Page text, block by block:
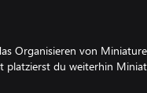
Organisieren von
platzierst du weiterhin